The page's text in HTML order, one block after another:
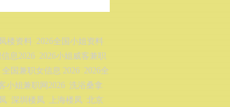
楼资料 2026全国小姐资料
息2026 2026小姐威客兼职
全国兼职女信息 2026 2026全
小姐兼职网2026 洗浴桑拿
深圳楼凤 上海楼凤 北京